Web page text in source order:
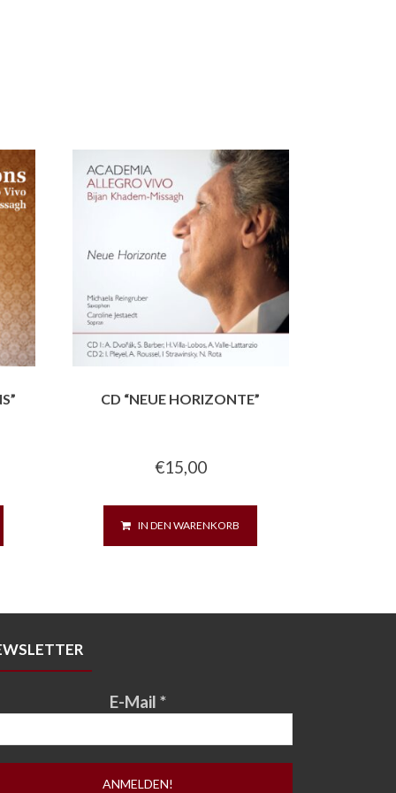
CD “NEUE HORIZONTE”
€15,00
IN DEN WARENKORB
E-Mail *